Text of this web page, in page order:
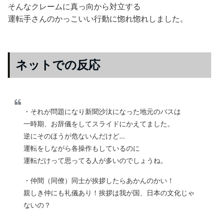
そんなクレームに真っ向から対立する
運転手さんのかっこいい行動に惚れ惚れしました。
ネットでの反応
・それが問題になり新聞沙汰になった地元のバスは
一時期、お辞儀をしてスライドにかえてました。
逆にそのほうが危ないんだけど…
運転をしながら各操作もしているのに
運転だけって思ってる人が多いのでしょうね。
・仲間（同僚）同士が挨拶したらあかんのかい！
親しき仲にも礼儀あり！挨拶は我が国、日本の文化じゃ
ないの？